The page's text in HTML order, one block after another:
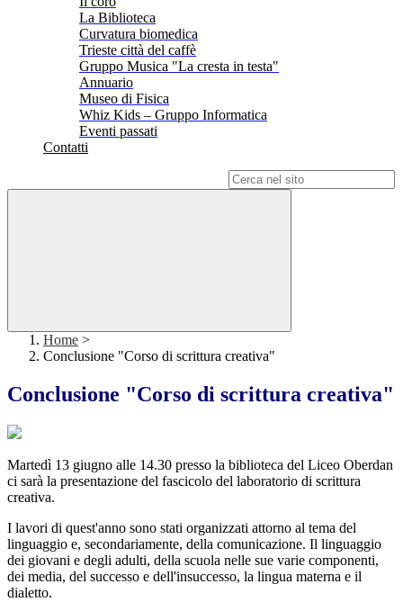
La Biblioteca
Curvatura biomedica
Trieste città del caffè
Gruppo Musica "La cresta in testa"
Annuario
Museo di Fisica
Whiz Kids – Gruppo Informatica
Eventi passati
Contatti
Home >
Conclusione "Corso di scrittura creativa"
Conclusione "Corso di scrittura creativa"
Martedì 13 giugno alle 14.30 presso la biblioteca del Liceo Oberdan
ci sarà la presentazione del fascicolo del laboratorio di scrittura
creativa.
I lavori di quest'anno sono stati organizzati attorno al tema del
linguaggio e, secondariamente, della comunicazione. Il linguaggio
dei giovani e degli adulti, della scuola nelle sue varie componenti,
dei media, del successo e dell'insuccesso, la lingua materna e il
dialetto.